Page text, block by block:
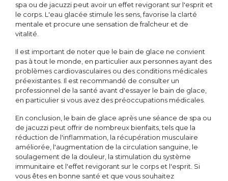
spa ou de jacuzzi peut avoir un effet revigorant sur l'esprit et
le corps. L'eau glacée stimule les sens, favorise la clarté
mentale et procure une sensation de fraîcheur et de
vitalité.
Il est important de noter que le bain de glace ne convient
pas à tout le monde, en particulier aux personnes ayant des
problèmes cardiovasculaires ou des conditions médicales
préexistantes. Il est recommandé de consulter un
professionnel de la santé avant d'essayer le bain de glace,
en particulier si vous avez des préoccupations médicales.
En conclusion, le bain de glace après une séance de spa ou
de jacuzzi peut offrir de nombreux bienfaits, tels que la
réduction de l'inflammation, la récupération musculaire
améliorée, l'augmentation de la circulation sanguine, le
soulagement de la douleur, la stimulation du système
immunitaire et l'effet revigorant sur le corps et l'esprit. Si
vous êtes en bonne santé et que vous souhaitez